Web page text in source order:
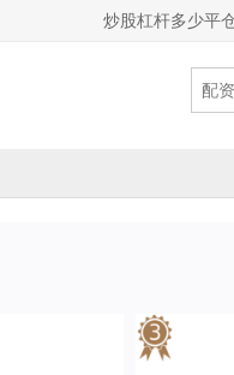
炒股杠杆多少平